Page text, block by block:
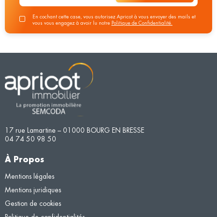
En cochant cette case, vous autorisez Apricot à vous envoyer des mails et
vous vous engagez à avoir lu notre Politique de Confidentialité.
17 rue Lamartine – 01000 BOURG EN BRESSE
04 74 50 98 50
À Propos
Mentions légales
Mentions juridiques
Gestion de cookies